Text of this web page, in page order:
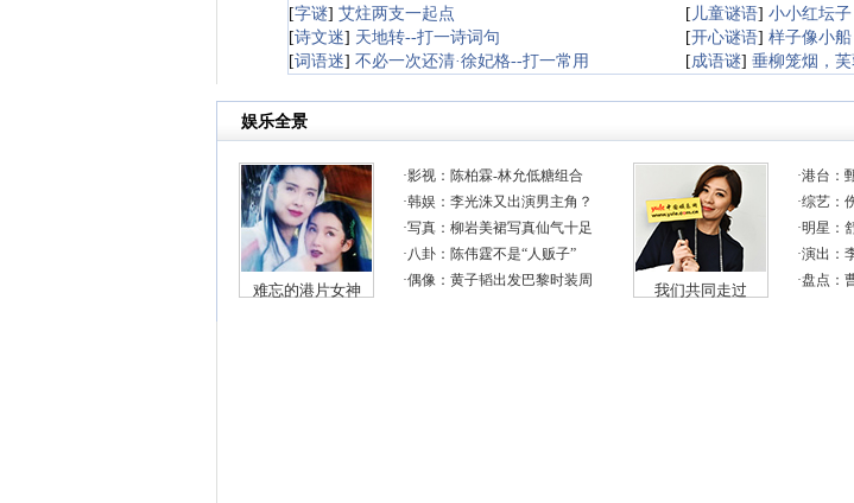
[字谜] 艾炷两支一起点 [ 儿童谜语] 小小红坛
[诗文迷] 天地转--打一诗词句 [开心谜语] 样子像小
[词语迷] 不必一次还清·徐妃格--打一常用 [成语谜] 垂柳笼烟，芙